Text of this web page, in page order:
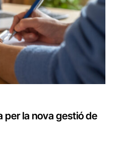
per la nova gestió de